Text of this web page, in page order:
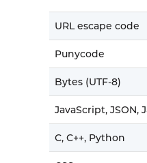
URL escape code
Punycode
Bytes (UTF-8)
JavaScript, JSON,
C, C++, Python